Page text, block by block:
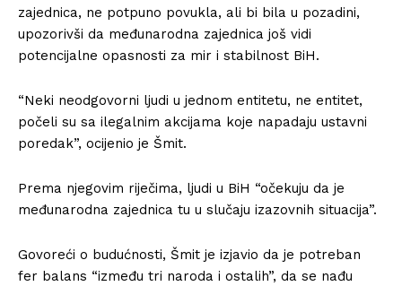
zajednica, ne potpuno povukla, ali bi bila u pozadini,
upozorivši da međunarodna zajednica još vidi
potencijalne opasnosti za mir i stabilnost BiH.
“Neki neodgovorni ljudi u jednom entitetu, ne entitet,
počeli su sa ilegalnim akcijama koje napadaju ustavni
poredak”, ocijenio je Šmit.
Prema njegovim riječima, ljudi u BiH “očekuju da je
međunarodna zajednica tu u slučaju izazovnih situacija”.
Govoreći o budućnosti, Šmit je izjavio da je potreban
fer balans “između tri naroda i ostalih”, da se nađu